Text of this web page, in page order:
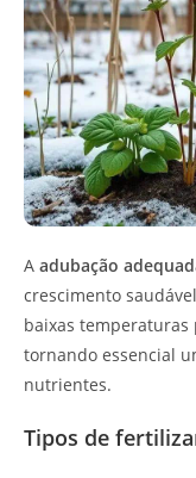
A adubação
crescimento
baixas
tornando essencial
nutrientes.
Tipos de